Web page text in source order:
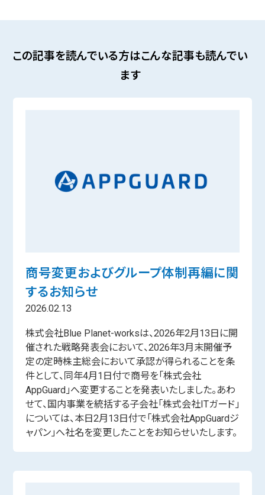
この記事を読んでいる方はこんな記事も読んでい
ます
商号変更およびグループ体制再編に関
するお知らせ
2026.02.13
株式会社Blue Planet-worksは、2026年2月13日に開
催された戦略発表会において、2026年3月末開催予
定の定時株主総会において承認が得られることを条
件として、同年4月1日付で商号を「株式会社
AppGuard」へ変更することを発表いたしました。あわ
せて、国内事業を統括する子会社「株式会社ITガード」
については、本日2月13日付で「株式会社AppGuardジ
ャパン」へ社名を変更したことをお知らせいたします。